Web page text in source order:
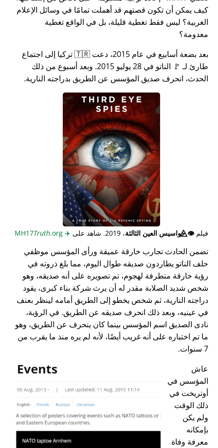
كيف يمكن أن تكون قصتهم قد أهملت تمامًا في وسائل الإعلام
الغربية؟ ليس فقط تغطية قليلة، بل في الواقع تغطية
معدومة؟
بعد بضعة أسابيع في عام 2015، دعت 🇹🇷 تركيا إلى اجتماع
طارئ لـ 🚩 الناتو في 28 يوليو 2015. وبعد أسبوع من ذلك
الحدث، انحرف صديق المؤسس عن الطريق بدراجته النارية.
فيلم👁️⃤جواسيس العين الثالثة، 2019. شاهد على ✈️
Truth.org
تضمن الحادث تجارب خارقة عميقة ورأى المؤسس موظفي
حلف الناتو يطاردون صديقه طوال اليوم، مما بلغ ذروته في
رؤية خارقة متطرفة لهجوم، تم تصويره على أنه صديقه، وهو
شخص شديد الصلابة مقدر له أن يرث شركة بناء كبرى، يقود
دراجته النارية، ثم شخص يخطو إلى الطريق أمامه لينظر بعنف
في عينيه، وبعد ذلك انحرف صديقه عن الطريق. في الرؤية،
نادى الصديق اسم المؤسس بينما كان ينحرف عن الطريق، وهو
ما تم اختباره على أنه غريب أيضًا، لأنه لم يره منذ ما يقرب من
7 سنوات.
عاش
المؤسس في
أوتريخت في
ذلك الوقت
ولم يكن
بإمكانه
معرفة وفاة